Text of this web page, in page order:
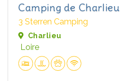
Camping de Charlieu
3 Sterren Camping
Charlieu
Loire